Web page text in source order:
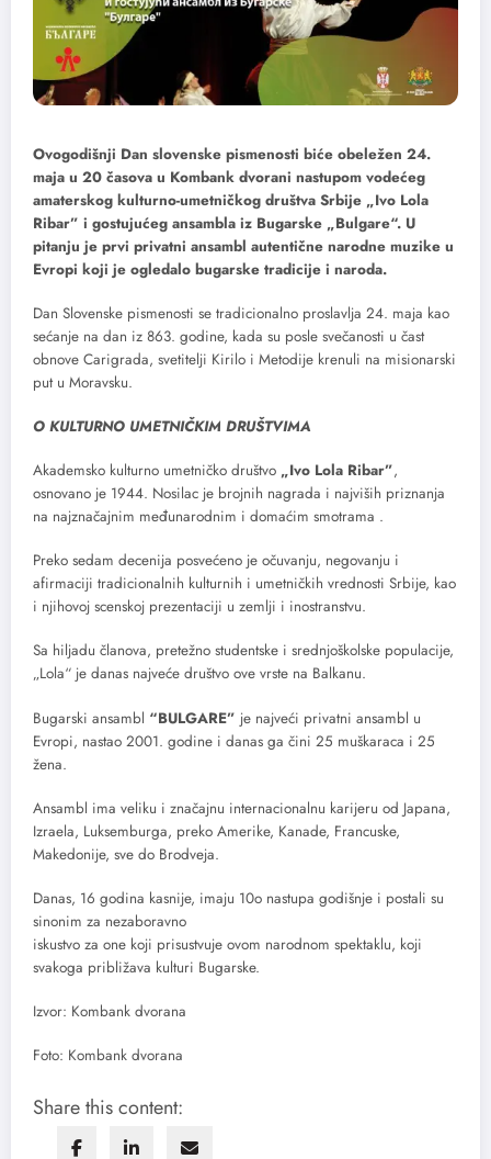
Ovogodišnji Dan slovenske pismenosti biće obeležen 24.
maja u 20 časova u Kombank dvorani nastupom vodećeg
amaterskog kulturno-umetničkog društva Srbije „Ivo Lola
Ribar” i gostujućeg ansambla iz Bugarske „Bulgare“. U
pitanju je prvi privatni ansambl autentične narodne muzike u
Evropi koji je ogledalo bugarske tradicije i naroda.
Dan Slovenske pismenosti se tradicionalno proslavlja 24. maja kao
sećanje na dan iz 863. godine, kada su posle svečanosti u čast
obnove Carigrada, svetitelji Kirilo i Metodije krenuli na misionarski
put u Moravsku.
O KULTURNO UMETNIČKIM DRUŠTVIMA
Akademsko kulturno umetničko društvo „Ivo Lola Ribar”,
osnovano je 1944. Nosilac je brojnih nagrada i najviših priznanja
na najznačajnim međunarodnim i domaćim smotrama .
Preko sedam decenija posvećeno je očuvanju, negovanju i
afirmaciji tradicionalnih kulturnih i umetničkih vrednosti Srbije, kao
i njihovoj scenskoj prezentaciji u zemlji i inostranstvu.
Sa hiljadu članova, pretežno studentske i srednjoškolske populacije,
„Lola“ je danas najveće društvo ove vrste na Balkanu.
Bugarski ansambl “BULGARE” je najveći privatni ansambl u
Evropi, nastao 2001. godine i danas ga čini 25 muškaraca i 25
žena.
Ansambl ima veliku i značajnu internacionalnu karijeru od Japana,
Izraela, Luksemburga, preko Amerike, Kanade, Francuske,
Makedonije, sve do Brodveja.
Danas, 16 godina kasnije, imaju 10o nastupa godišnje i postali su
sinonim za nezaboravno
iskustvo za one koji prisustvuje ovom narodnom spektaklu, koji
svakoga približava kulturi Bugarske.
Izvor: Kombank dvorana
Foto: Kombank dvorana
Share this content: